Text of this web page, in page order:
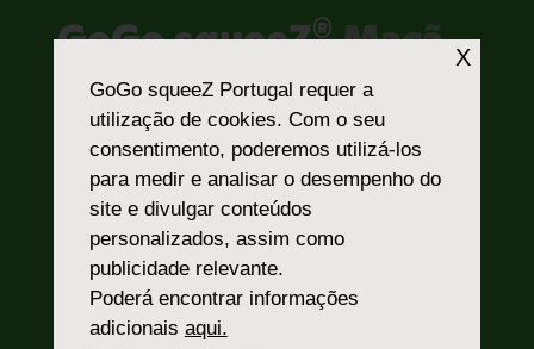
GoGo squeeZ® Maçã
Apenas maçãs. Sempre
Delicioso.
A nossa receita original, GoGo squeeZ®
Maçã, é feita com 100% de fruta e é 100%
prático e divertido de se comer. Não
importa onde as crianças estão… Com GoGo
squeeZ® podem comer um lanche delicioso
e saboroso em qualquer lugar.
X
GoGo squeeZ Portugal requer a
utilização de cookies. Com o seu
consentimento, poderemos utilizá-los
para medir e analisar o desempenho do
site e divulgar conteúdos
personalizados, assim como
publicidade relevante.
Poderá encontrar informações
adicionais aqui.